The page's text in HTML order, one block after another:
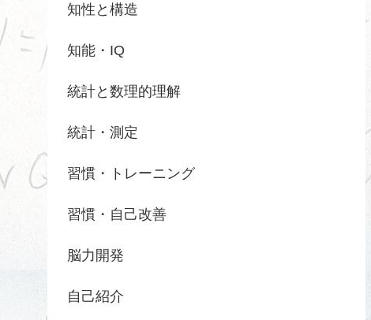
知性と構造
知能・IQ
統計と数理的理解
統計・測定
習慣・トレーニング
習慣・自己改善
脳力開発
自己紹介